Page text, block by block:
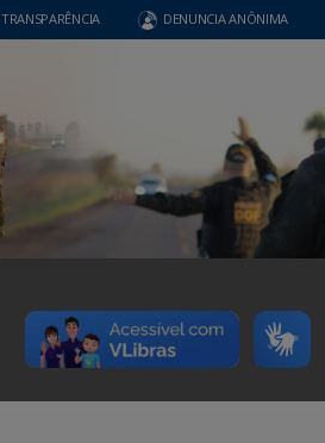
TRANSPARÊNCIA DENUNCIA ANÔNIMA